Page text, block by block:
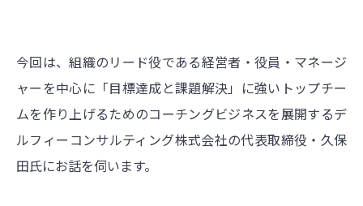
今回は、組織のリード役である経営者・役員・マネージ
ャーを中心に「目標達成と課題解決」に強いトップチー
ムを作り上げるためのコーチングビジネスを展開するデ
ルフィーコンサルティング株式会社の代表取締役・久保
田氏にお話を伺います。